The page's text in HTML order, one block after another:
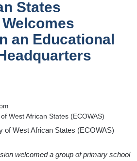
States
Welcomes
an Educational
welcomed a group of primary school